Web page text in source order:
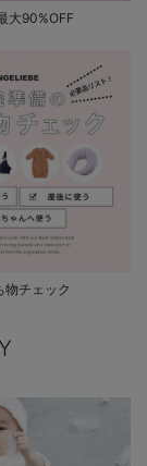
大90%OFF
物チェック